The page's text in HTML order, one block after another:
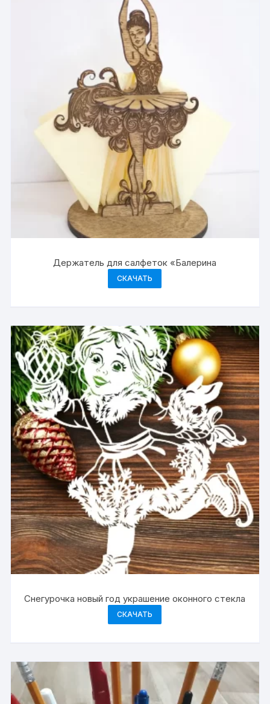
Держатель для салфеток «Балерина
СКАЧАТЬ
Снегурочка новый год украшение оконного стекла
СКАЧАТЬ